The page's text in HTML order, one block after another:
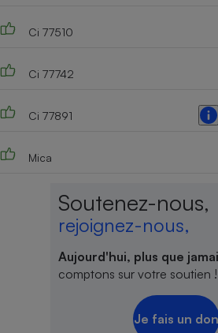
Ci 77510
Ci 77742
Ci 77891
Mica
Soutenez-nous,
rejoignez-nous,
Aujourd'hui, plus que
comptons sur votre soutien !
Je fais un don